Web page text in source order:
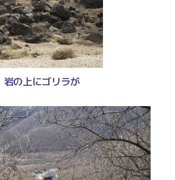
岩の上にゴリラが